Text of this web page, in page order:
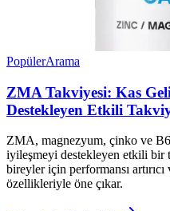
PopülerArama
ZMA Takviyesi: Kas
Destekleyen Etkili
ZMA, magnezyum, çinko ve
iyileşmeyi destekleyen etkili
bireyler için performansı
özellikleriyle öne çıkar.